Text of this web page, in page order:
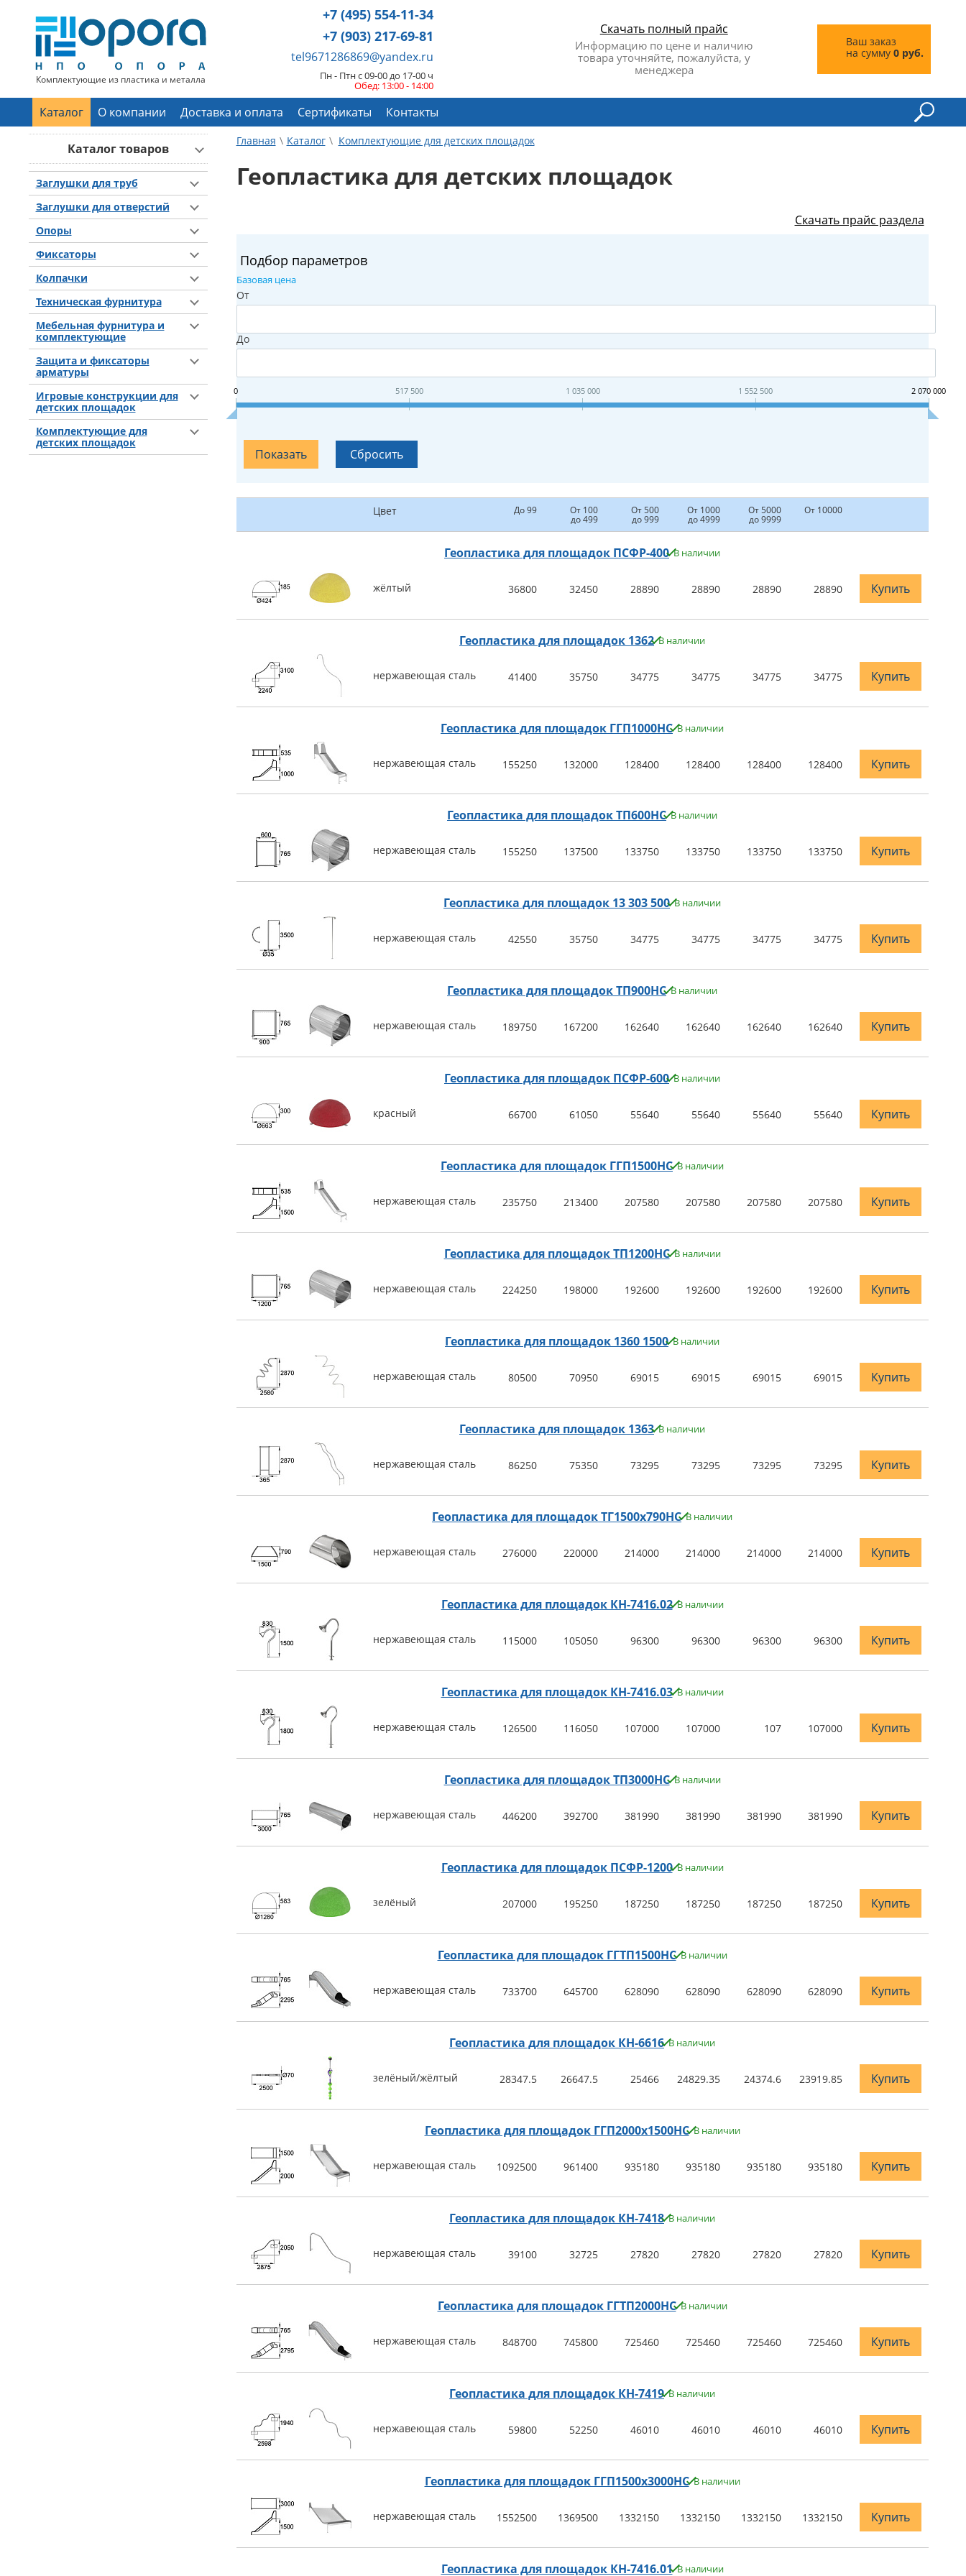
Комплектующие из пластика и металла
+7 (495) 554-11-34
+7 (903) 217-69-81
tel9671286869@yandex.ru
Пн - Птн с 09-00 до 17-00 ч
Обед: 13:00 - 14:00
Скачать полный прайс
Информацию по цене и наличию
товара уточняйте, пожалуйста, у
менеджера
Ваш заказ
на сумму 0 руб.
Каталог О компании Доставка и оплата Сертификаты Контакты
Каталог товаров
Заглушки для труб
Заглушки для отверстий
Опоры
Фиксаторы
Колпачки
Техническая фурнитура
Мебельная фурнитура и
комплектующие
Защита и фиксаторы
арматуры
Игровые конструкции для
детских площадок
Комплектующие для
детских площадок
Главная Каталог Комплектующие для детских площадок
Геопластика для детских площадок
Скачать прайс раздела
Подбор параметров
Базовая цена
От
До
0 517 500 1 035 000 1 552 500 2 070 000
Цвет До 99 От 100
до 499
От 500
до 999
От 1000
до 4999
От 5000
до 9999
От 10000
Геопластика для площадок ПСФР-400 В наличии
жёлтый 36800 32450 28890 28890 28890 28890 Купить
Геопластика для площадок 1362 В наличии
нержавеющая сталь 41400 35750 34775 34775 34775 34775 Купить
Геопластика для площадок ГГП1000НС В наличии
нержавеющая сталь 155250 132000 128400 128400 128400 128400 Купить
Геопластика для площадок ТП600НС В наличии
нержавеющая сталь 155250 137500 133750 133750 133750 133750 Купить
Геопластика для площадок 13 303 500 В наличии
нержавеющая сталь 42550 35750 34775 34775 34775 34775 Купить
Геопластика для площадок ТП900НС В наличии
нержавеющая сталь 189750 167200 162640 162640 162640 162640 Купить
Геопластика для площадок ПСФР-600 В наличии
красный 66700 61050 55640 55640 55640 55640 Купить
Геопластика для площадок ГГП1500НС В наличии
нержавеющая сталь 235750 213400 207580 207580 207580 207580 Купить
Геопластика для площадок ТП1200НС В наличии
нержавеющая сталь 224250 198000 192600 192600 192600 192600 Купить
Геопластика для площадок 1360 1500 В наличии
нержавеющая сталь 80500 70950 69015 69015 69015 69015 Купить
Геопластика для площадок 1363 В наличии
нержавеющая сталь 86250 75350 73295 73295 73295 73295 Купить
Геопластика для площадок ТГ1500х790НС В наличии
нержавеющая сталь 276000 220000 214000 214000 214000 214000 Купить
Геопластика для площадок КН-7416.02 В наличии
нержавеющая сталь 115000 105050 96300 96300 96300 96300 Купить
Геопластика для площадок КН-7416.03 В наличии
нержавеющая сталь 126500 116050 107000 107000 107 107000 Купить
Геопластика для площадок ТП3000НС В наличии
нержавеющая сталь 446200 392700 381990 381990 381990 381990 Купить
Геопластика для площадок ПСФР-1200 В наличии
зелёный 207000 195250 187250 187250 187250 187250 Купить
Геопластика для площадок ГГТП1500НС В наличии
нержавеющая сталь 733700 645700 628090 628090 628090 628090 Купить
Геопластика для площадок КН-6616 В наличии
зелёный/жёлтый 28347.5 26647.5 25466 24829.35 24374.6 23919.85 Купить
Геопластика для площадок ГГП2000х1500НС В наличии
нержавеющая сталь 1092500 961400 935180 935180 935180 935180 Купить
Геопластика для площадок КН-7418 В наличии
нержавеющая сталь 39100 32725 27820 27820 27820 27820 Купить
Геопластика для площадок ГГТП2000НС В наличии
нержавеющая сталь 848700 745800 725460 725460 725460 725460 Купить
Геопластика для площадок КН-7419 В наличии
нержавеющая сталь 59800 52250 46010 46010 46010 46010 Купить
Геопластика для площадок ГГП1500х3000НС В наличии
нержавеющая сталь 1552500 1369500 1332150 1332150 1332150 1332150 Купить
Геопластика для площадок КН-7416.01 В наличии